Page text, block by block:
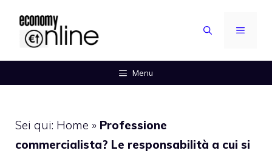
contenuto
MENU
Menu
Sei qui: Home » Professione
commercialista? Le responsabilità a cui si